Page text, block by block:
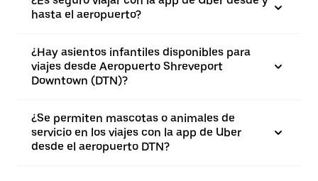
hasta el aeropuerto?
¿Hay asientos infantiles disponibles para
viajes desde Aeropuerto Shreveport
Downtown (DTN)?
¿Se permiten mascotas o animales de
servicio en los viajes con la app de Uber
desde el aeropuerto DTN?